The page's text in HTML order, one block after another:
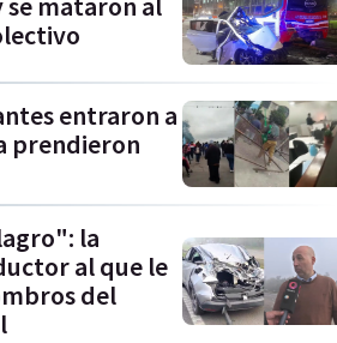
entraron a
prendieron
la
al que le
del